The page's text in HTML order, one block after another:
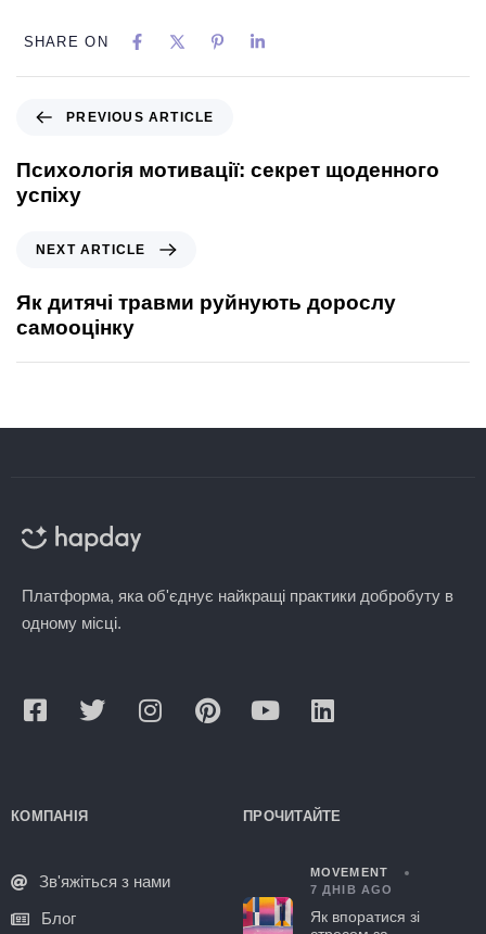
SHARE ON
PREVIOUS ARTICLE
Психологія мотивації: секрет щоденного
успіху
NEXT ARTICLE
Як дитячі травми руйнують дорослу
самооцінку
Платформа, яка об'єднує найкращі практики добробуту в
одному місці.
КОМПАНІЯ
Зв'яжіться з нами
Блог
ПРОЧИТАЙТЕ
MOVEMENT
7 ДНІВ AGO
Як впоратися зі